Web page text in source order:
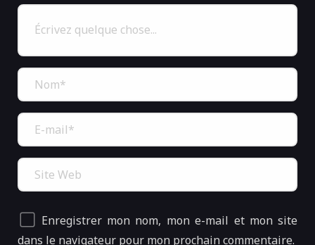
Enregistrer mon nom, mon e-mail et mon site
dans le navigateur pour mon prochain commentaire.